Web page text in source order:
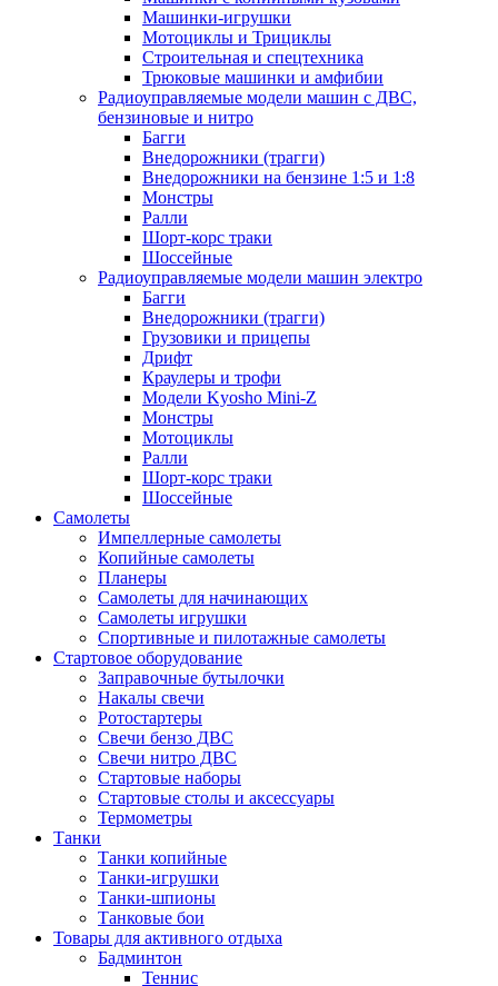
Машинки-игрушки
Мотоциклы и Трициклы
Строительная и спецтехника
Трюковые машинки и амфибии
Радиоуправляемые модели машин с ДВС,
бензиновые и нитро
Багги
Внедорожники (трагги)
Внедорожники на бензине 1:5 и 1:8
Монстры
Ралли
Шорт-корс траки
Шоссейные
Радиоуправляемые модели машин электро
Багги
Внедорожники (трагги)
Грузовики и прицепы
Дрифт
Краулеры и трофи
Модели Kyosho Mini-Z
Монстры
Мотоциклы
Ралли
Шорт-корс траки
Шоссейные
Самолеты
Импеллерные самолеты
Копийные самолеты
Планеры
Самолеты для начинающих
Самолеты игрушки
Спортивные и пилотажные самолеты
Стартовое оборудование
Заправочные бутылочки
Накалы свечи
Ротостартеры
Свечи бензо ДВС
Свечи нитро ДВС
Стартовые наборы
Стартовые столы и аксессуары
Термометры
Танки
Танки копийные
Танки-игрушки
Танки-шпионы
Танковые бои
Товары для активного отдыха
Бадминтон
Теннис